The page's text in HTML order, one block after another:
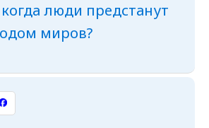
люди предстанут
миров?